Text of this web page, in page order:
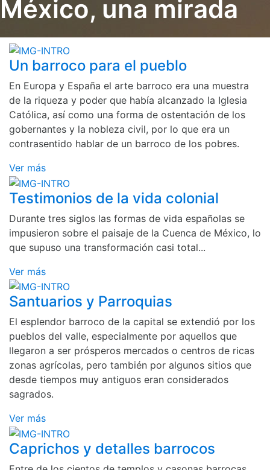
México, una mirada
Un barroco para el pueblo
En Europa y España el arte barroco era una muestra
de la riqueza y poder que había alcanzado la Iglesia
Católica, así como una forma de ostentación de los
gobernantes y la nobleza civil, por lo que era un
contrasentido hablar de un barroco de los pobres.
Ver más
Testimonios de la vida colonial
Durante tres siglos las formas de vida españolas se
impusieron sobre el paisaje de la Cuenca de México, lo
que supuso una transformación casi total...
Ver más
Santuarios y Parroquias
El esplendor barroco de la capital se extendió por los
pueblos del valle, especialmente por aquellos que
llegaron a ser prósperos mercados o centros de ricas
zonas agrícolas, pero también por algunos sitios que
desde tiempos muy antiguos eran considerados
sagrados.
Ver más
Caprichos y detalles barrocos